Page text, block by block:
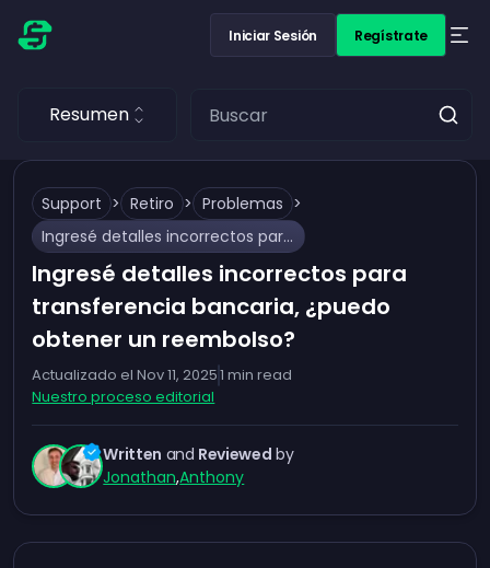
Iniciar Sesión Regístrate
Resumen
Support > Retiro > Problemas >
Ingresé detalles incorrectos para transferencia bancaria, ¿puedo obtener un reembolso?
Ingresé detalles incorrectos para
transferencia bancaria, ¿puedo
obtener un reembolso?
Actualizado el Nov 11, 20251 min read
Nuestro proceso editorial
Written and Reviewed by
Jonathan,Anthony